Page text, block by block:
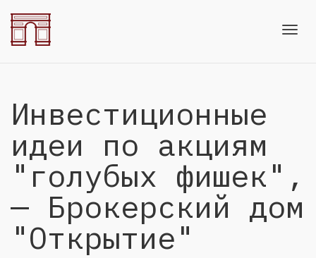
Инвестиционные
идеи по акциям
"голубых фишек",
— Брокерский дом
"Открытие"